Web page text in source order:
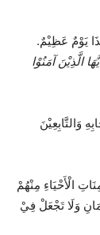
يَوْمٌ عَظِيْمٌ.
الَّذِيْنَ آمَنُوْا
وَالتَّابِعِيْنَ
الْأَحْيَاءِ مِنْهُمْ
وَلَا تَجْعَلْ فِيْ